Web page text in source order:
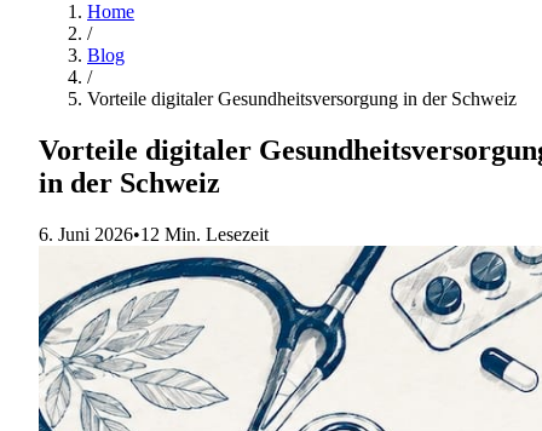
Home
/
Blog
/
Vorteile digitaler Gesundheitsversorgung in der Schweiz
Vorteile digitaler
in der Schweiz
6. Juni 2026•12 Min. Lesezeit